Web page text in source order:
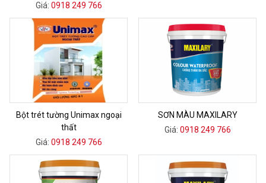
Giá: 0918 249 766
Bột trét tường Unimax ngoại
thất
Giá: 0918 249 766
SƠN MÀU MAXILARY
Giá: 0918 249 766